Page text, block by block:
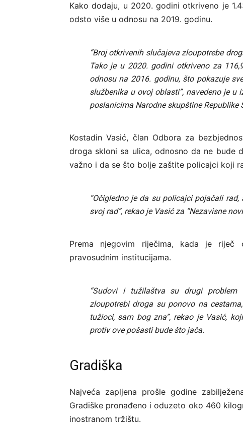
Kako dodaju, u 2020. godini otkriveno je
odsto više u odnosu na 2019. godinu.
“Broj otkrivenih slučajeva zloupotrebe
Tako je u 2020. godini otkriveno za
odnosu na 2016. godinu, što pokazuje
službenika u ovoj oblasti”, navedeno je u
poslanicima Narodne skupštine Republike
Kostadin Vasić, član Odbora za
droga skloni sa ulica, odnosno da ne bude
važno i da se što bolje zaštite policajci koji
“Očigledno je da su policajci pojačali
svoj rad”, rekao je Vasić za “Nezavisne
Prema njegovim riječima, kada je
pravosudnim institucijama.
“Sudovi i tužilaštva su drugi
zloupotrebi droga su ponovo na
tužioci, sam bog zna”, rekao je Vasić,
protiv ove pošasti bude što jača.
Gradiška
Najveća zapljena prošle godine
Gradiške pronađeno i oduzeto oko 460
inostranom tržištu.